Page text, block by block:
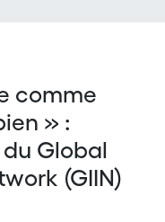
comme
» :
Global
(GIIN)